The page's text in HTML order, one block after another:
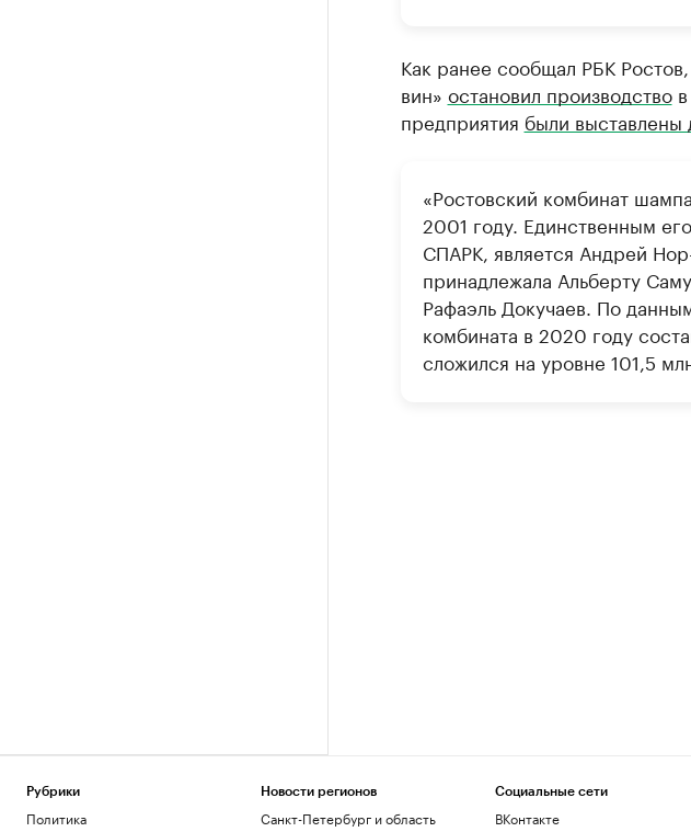
Как ранее сообщал РБК
вин» остановил производствов
предприятия были выставлены
«Ростовский комбинат
2001 году. Единственным
СПАРК, является Андрей
принадлежала Альберту
Рафаэль Докучаев. По
комбината в 2020 году
сложился на уровне 101,5
Рубрики
Политика
Новости регионов
Санкт-Петербург и область
Социальные сети
ВКонтакте